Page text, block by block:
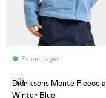
På nettlager
(21)
Didriksons Monte
Winter Blue